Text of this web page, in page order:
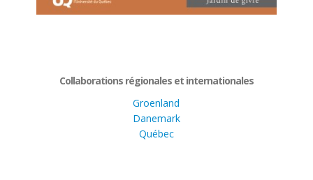
Collaborations régionales et internationales
Groenland
Danemark
Québec